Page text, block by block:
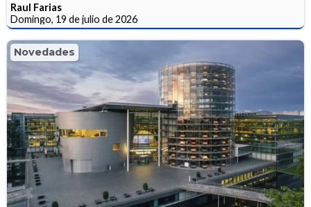
Raul Farias
Domingo, 19 de julio de 2026
Novedades